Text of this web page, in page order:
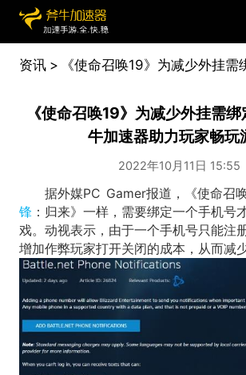
资讯 >
《使命召唤19》为减少外挂需
牛加速器助力玩家畅玩
2022年10月11日 15:55
据外媒PC Gamer报道，《使命召
锋 ：归来》一样，需要绑定一个手机号
戏。动视表示，由于一个手机号只能注
增加作弊玩家打开关闭的成本，从而减